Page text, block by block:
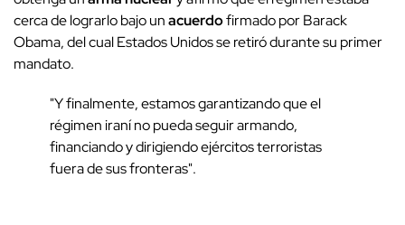
cerca de lograrlo bajo unacuerdofirmado por Barack
Obama, del cual Estados Unidos se retiró durante su primer
mandato.
"Y finalmente, estamos garantizando que el
régimen iraní no pueda seguir armando,
financiando y dirigiendo ejércitos terroristas
fuera de sus fronteras".